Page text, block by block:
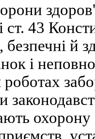
ст. 43
безпечні й
і
роботах
охорону